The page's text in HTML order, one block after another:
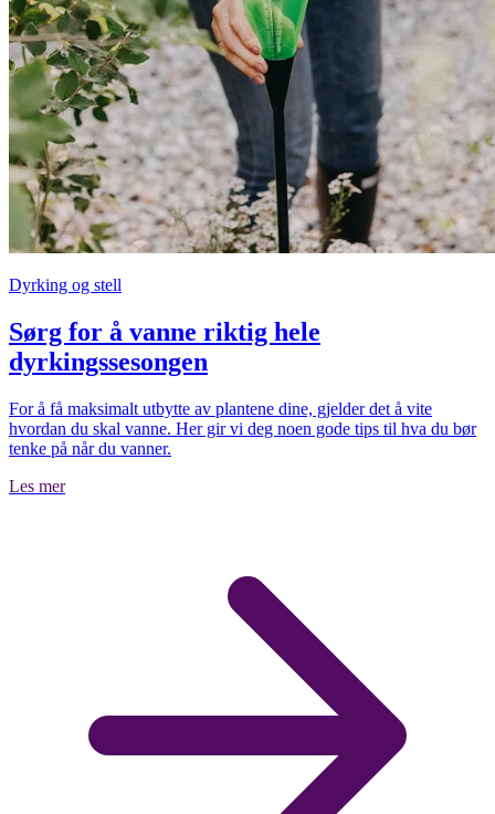
Dyrking og stell
Sørg for å vanne riktig hele
dyrkingssesongen
For å få maksimalt utbytte av plantene dine, gjelder det å vite
hvordan du skal vanne. Her gir vi deg noen gode tips til hva du bør
tenke på når du vanner.
Les mer